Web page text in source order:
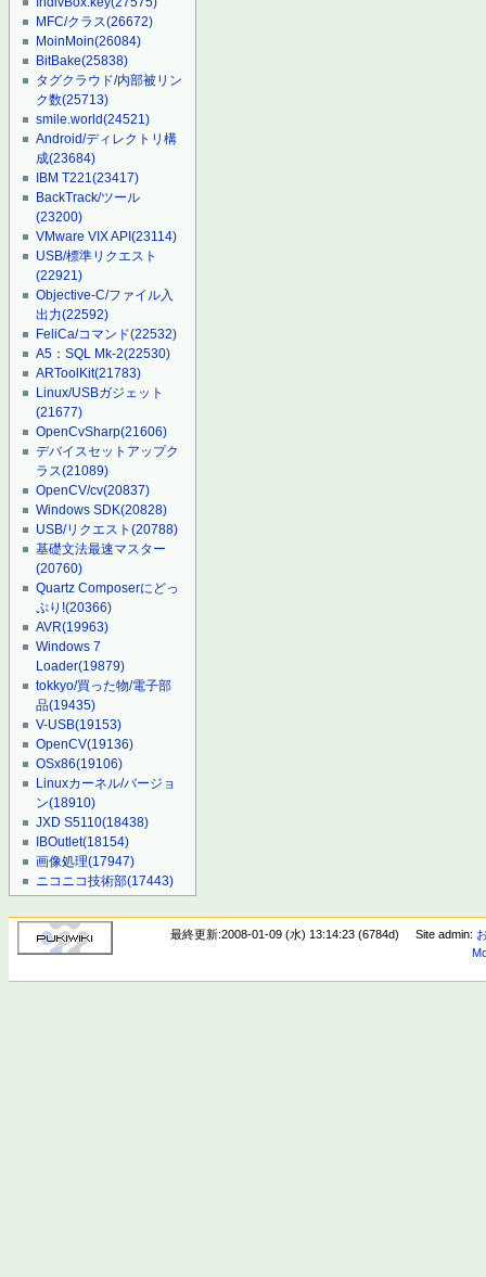
MFC/クラス(26672)
MoinMoin(26084)
BitBake(25838)
タグクラウド/内部被リン
ク数(25713)
smile.world(24521)
Android/ディレクトリ構
成(23684)
IBM T221(23417)
BackTrack/ツール
(23200)
VMware VIX API(23114)
USB/標準リクエスト
(22921)
Objective-C/ファイル入
出力(22592)
FeliCa/コマンド(22532)
A5：SQL Mk-2(22530)
ARToolKit(21783)
Linux/USBガジェット
(21677)
OpenCvSharp(21606)
デバイスセットアップク
ラス(21089)
OpenCV/cv(20837)
Windows SDK(20828)
USB/リクエスト(20788)
基礎文法最速マスター
(20760)
Quartz Composerにどっ
ぷり!(20366)
AVR(19963)
Windows 7
Loader(19879)
tokkyo/買った物/電子部
品(19435)
V-USB(19153)
OpenCV(19136)
OSx86(19106)
Linuxカーネル/バージョ
ン(18910)
JXD S5110(18438)
IBOutlet(18154)
画像処理(17947)
ニコニコ技術部(17443)
最終更新:2008-01-09 (水) 13:14:23 (6784d) Site admin: